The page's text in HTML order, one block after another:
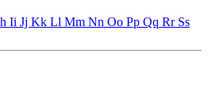
Ii Jj Kk Ll Mm Nn Oo Pp Qq Rr Ss